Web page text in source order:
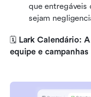
que entregáveis
sejam
🗓️ Lark Calendário:
equipe e campanhas